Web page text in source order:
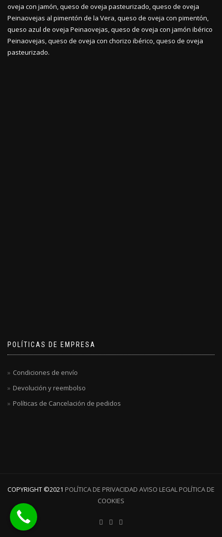
oveja con jamón, queso de oveja pasteurizado, queso de oveja
Peinaovejas al pimentón de la Vera, queso de oveja con pimentón,
queso azul de oveja Peinaovejas, queso de oveja con jamón ibérico
Peinaovejas, queso de oveja con chorizo ibérico, queso de oveja
pasteurizado.
POLÍTICAS DE EMPRESA
Condiciones de envío
Devolución y reembolso
Políticas de Cancelación de pedidos
COPYRIGHT ©️2021 POLÍTICA DE PRIVACIDAD AVISO LEGAL POLÍTICA DE
COOKIES